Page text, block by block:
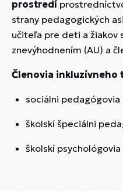
prostredí
strany pedagogických
učiteľa pre deti a žiakov
znevýhodnením (AU) a
Členovia inkluzívneho
sociálni pedagógovia
školskí špeciálni
školskí psychológovia